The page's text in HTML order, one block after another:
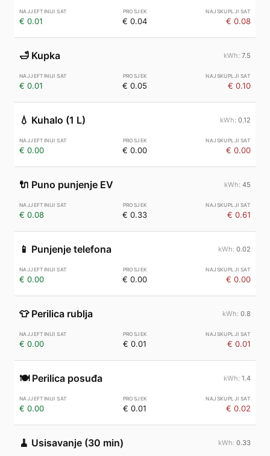
€ 0.01 € 0.04 € 0.08
🛁 Kupka 7.5
€ 0.01 € 0.05 € 0.10
💧 Kuhalo (1 L) 0.12
€ 0.00 € 0.00 € 0.00
🔌 Puno punjenje EV 45
€ 0.08 € 0.33 € 0.61
📱 Punjenje telefona 0.02
€ 0.00 € 0.00 € 0.00
👕 Perilica rublja 0.8
€ 0.00 € 0.01 € 0.01
🍽️ Perilica posuđa 1.4
€ 0.00 € 0.01 € 0.02
🧹 Usisavanje (30 min) 0.33